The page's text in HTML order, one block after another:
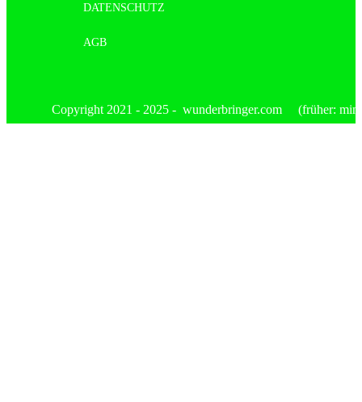
DATENSCHUTZ
AGB
Copyright 2021 - 2025 - wunderbringer.com (früher: